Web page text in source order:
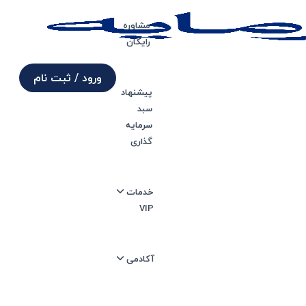
ورود / ثبت نام
مشاوره
رایگان
پیشنهاد
سبد
سرمایه
گذاری
خدمات
VIP
آکادمی